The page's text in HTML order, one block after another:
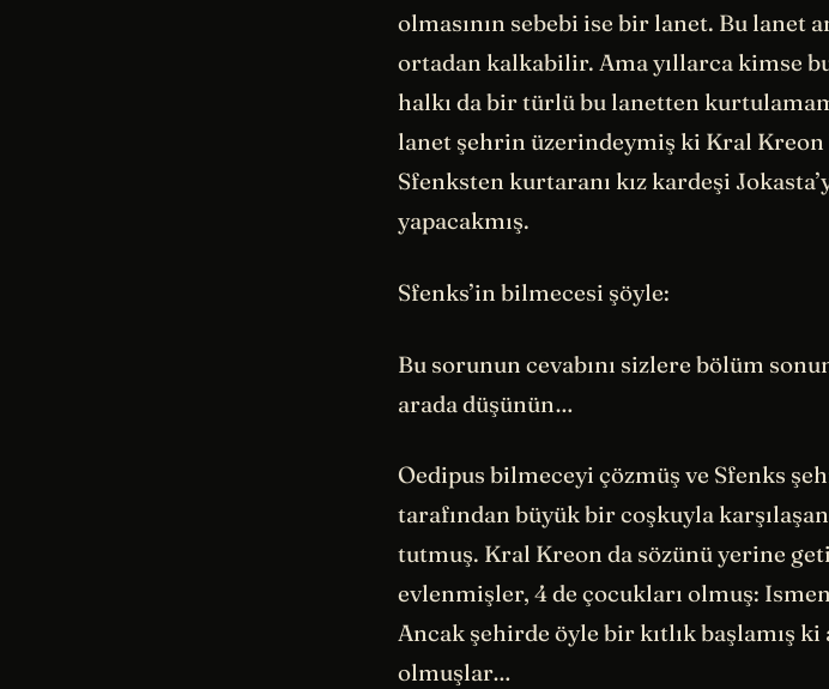
olmasının sebebi ise bir lanet. Bu lanet
ortadan kalkabilir. Ama yıllarca kimse
halkı da bir türlü bu lanetten
lanet şehrin üzerindeymiş ki Kral
Sfenksten kurtaranı kız kardeşi
yapacakmış.
Sfenks’in bilmecesi şöyle:
Bu sorunun cevabını sizlere bölüm
arada düşünün…
Oedipus bilmeceyi çözmüş ve Sfenks
tarafından büyük bir coşkuyla
tutmuş. Kral Kreon da sözünü yerine
evlenmişler, 4 de çocukları olmuş:
Ancak şehirde öyle bir kıtlık başlamış
olmuşlar…